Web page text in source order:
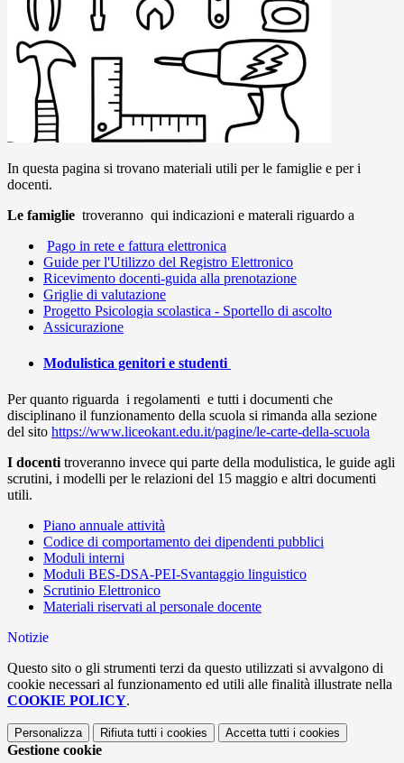
In questa pagina si trovano materiali utili per le famiglie e per i
docenti.
Le famiglie troveranno qui indicazioni e materali riguardo a
Pago in rete e fattura elettronica
Guide per l'Utilizzo del Registro Elettronico
Ricevimento docenti-guida alla prenotazione
Griglie di valutazione
Progetto Psicologia scolastica - Sportello di ascolto
Assicurazione
Modulistica genitori e studenti
Per quanto riguarda i regolamenti e tutti i documenti che
disciplinano il funzionamento della scuola si rimanda alla sezione
del sito https://www.liceokant.edu.it/pagine/le-carte-della-scuola
I docentitroveranno invece qui parte della modulistica, le guide agli
scrutini, i modelli per le relazioni del 15 maggio e altri documenti
utili.
Piano annuale attività
Codice di comportamento dei dipendenti pubblici
Moduli interni
Moduli BES-DSA-PEI-Svantaggio linguistico
Scrutinio Elettronico
Materiali riservati al personale docente
Notizie
Questo sito o gli strumenti terzi da questo utilizzati si avvalgono di
cookie necessari al funzionamento ed utili alle finalità illustrate nella
COOKIE POLICY.
Personalizza Rifiuta tutti i cookies Accetta tutti i cookies
Gestione cookie